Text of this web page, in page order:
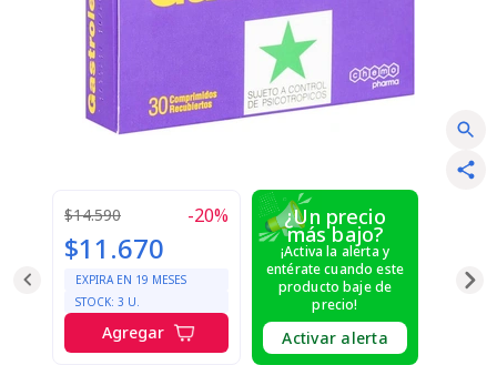
$14.590 -20%
$11.670
EXPIRA EN 19 MESES
STOCK: 3 U.
Agregar
¿Un precio
más bajo?
¡Activa la alerta y
entérate cuando este
producto baje de
precio!
Activar alerta